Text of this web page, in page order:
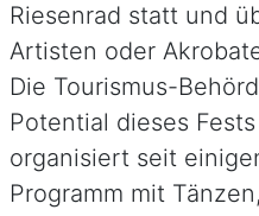
Riesenrad statt und
Artisten oder
Die Tourismus-
Potential dieses
organisiert seit
Programm mit